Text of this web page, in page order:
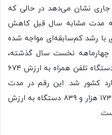
نشان می‌دهد در حالی که
به مدت مشابه سال قبل کاهش
با رشد کم‌سابقه‌ای مواجه شده
نخست سال گذشته،
تعداد ۳ میلیون و ۱۰ هزار و ۴۲۲ دستگاه تلفن همراه به ارزش ۶۷۴
کشور شد. این رقم در مدت
مشابه سال جاری به ۲ میلیون و ۱۷۳ هزار و ۸۳۹ دستگاه به ارزش